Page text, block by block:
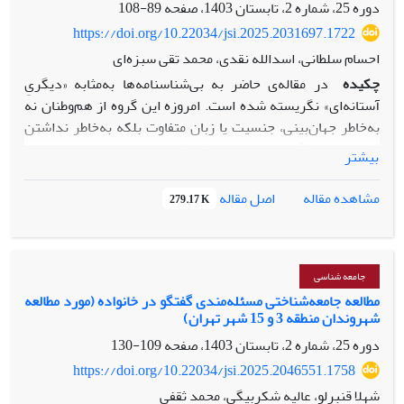
استعاره­ها و مفاهیم مارکسیستی کاهش و درمقابل مفاهیم وبری
رونق بیشتری یافت.
دوره 25، شماره 2، تابستان 1403، صفحه
89-108
https://doi.org/10.22034/jsi.2025.2031697.1722
احسام سلطانی، اسدالله نقدی، محمد تقی سبزه‌ای
چکیده در مقاله‌ی حاضر به بی‌شناسنامه‌ها به‌مثابه «دیگریِ
آستانه‌ای» نگریسته شده است. امروزه این گروه از هم‌وطنان نه
به‌خاطر جهان‌بینی، جنسیت یا زبان متفاوت بلکه به‌خاطر نداشتن
شناسنامه به گروهی منزوی و طردشده در میان میلیون‌ها انسان‌
بدل شده‌اند. با وجود این، تاکنون توجه چندانی به این گروه نشده
است و تقریباً سکوتی همه‌جا حاضر در میان پژوهشگران علوم
اجتماعی درباره‌ی گروه مورد اشاره وجود دارد. بنابراین، طرح این
پرسش ضروری است: چرا جامعه‌شناسان ایرانی کمتر به مسائل
این زندگی (زندگی دیگری/ فرد بی‌شناسنامه) توجه نشان
داده‌اند و اغلب درباره‌ی شیوه زندگی بی‌شناسنامه‌ها سکوت
کرده‌اند؟ در مقاله‌ی حاضر به قصد پاسخ به این پرسش به
مطالعه‌ی نسبت میان جامعه‌شناسی و دیگری (آستانه‌ای)
پرداخته‌ایم. به نظر می‌رسد که ریشه‌ی این سکوت در برخی
گرایش‌های موجود در جامعه‌شناسی مسلط قابل پیگیری است. در
واقع به قصد پاسخ به پرسش فوق به مطالعه‌ی برخی از مباحث
بیشتر
مشاهده مقاله
اصل مقاله 279.17 K
جامعه شناسی
مطالعه جامعه‌شناختی مسئله‌مندی گفتگو در خانواده (مورد مطالعه
شهروندان منطقه 3 و 15 شهر تهران)
دوره 25، شماره 2، تابستان 1403، صفحه
109-130
https://doi.org/10.22034/jsi.2025.2046551.1758
شهلا قنبرلو، عالیه شکربیگی، محمد ثقفی